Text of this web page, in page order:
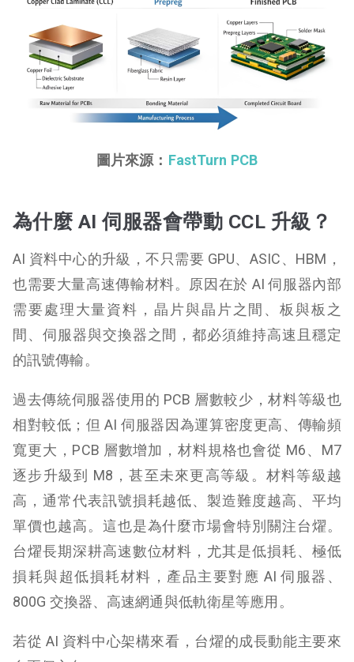
圖片來源： FastTurn PCB
為什麼 AI 伺服器會帶動 CCL 升級？
AI 資料中心的升級，不只需要 GPU、ASIC、HBM，
也需要大量高速傳輸材料。原因在於 AI 伺服器內部
需要處理大量資料，晶片與晶片之間、板與板之
間、伺服器與交換器之間，都必須維持高速且穩定
的訊號傳輸。
過去傳統伺服器使用的 PCB 層數較少，材料等級也
相對較低；但 AI 伺服器因為運算密度更高、傳輸頻
寬更大，PCB 層數增加，材料規格也會從 M6、M7
逐步升級到 M8，甚至未來更高等級。材料等級越
高，通常代表訊號損耗越低、製造難度越高、平均
單價也越高。這也是為什麼市場會特別關注台燿。
台燿長期深耕高速數位材料，尤其是低損耗、極低
損耗與超低損耗材料，產品主要對應 AI 伺服器、
800G 交換器、高速網通與低軌衛星等應用。
若從 AI 資料中心架構來看，台燿的成長動能主要來